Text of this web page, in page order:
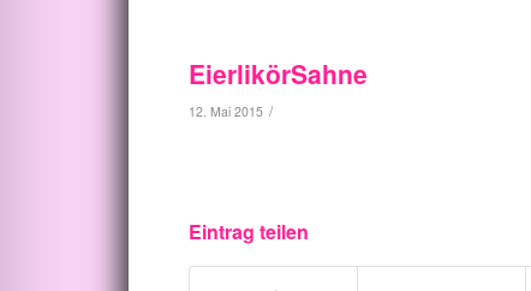
EierlikörSahne
12. Mai 2015 /
Eintrag teilen